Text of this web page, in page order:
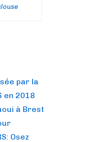
par la
en 2018
à Brest
Osez